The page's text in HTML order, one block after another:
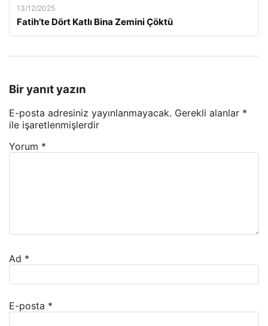
13/12/2025
Fatih’te Dört Katlı Bina Zemini Çöktü
Bir yanıt yazın
E-posta adresiniz yayınlanmayacak. Gerekli alanlar *
ile işaretlenmişlerdir
Yorum *
Ad *
E-posta *